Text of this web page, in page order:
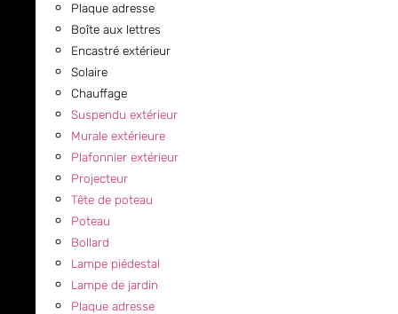
Plaque adresse
Boîte aux lettres
Encastré extérieur
Solaire
Chauffage
Suspendu extérieur
Murale extérieure
Plafonnier extérieur
Projecteur
Tête de poteau
Poteau
Bollard
Lampe piédestal
Lampe de jardin
Plaque adresse